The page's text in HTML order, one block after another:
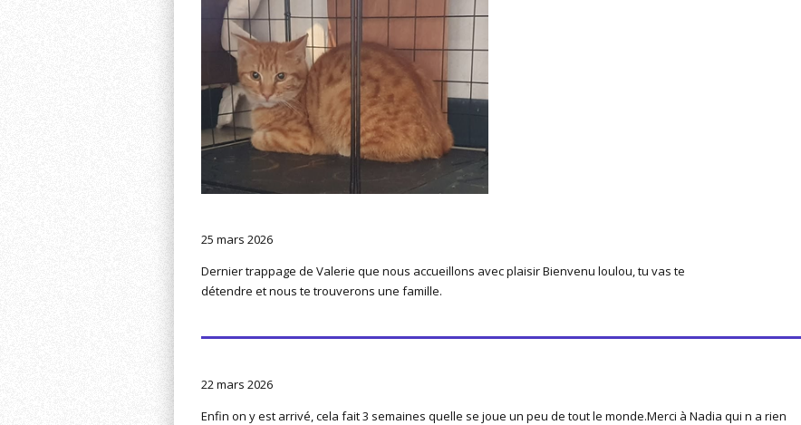
25 mars 2026
Dernier trappage de Valerie que nous accueillons avec plaisirBienvenu loulou, tu vas te
détendre et nous te trouverons une famille.
22 mars 2026
Enfin on y est arrivé, cela fait 3 semaines quelle se joue un peu de tout le monde.Merci à Nadia qui n a rien